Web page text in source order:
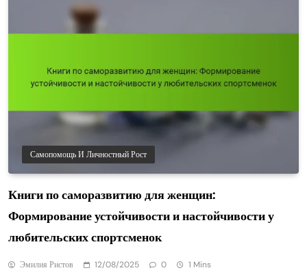
Самопомощь И Личностный Рост
Книги по саморазвитию для женщин:
Формирование устойчивости и настойчивости у
любительских спортсменок
Эмилия Ристов 12/08/2025 0 1 Mins